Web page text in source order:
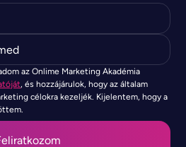
az Onlime Marketing Akadémia
, és hozzájárulok, hogy az általam
célokra kezeljék. Kijelentem, hogy a